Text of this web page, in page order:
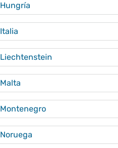
Hungría
Italia
Liechtenstein
Malta
Montenegro
Noruega